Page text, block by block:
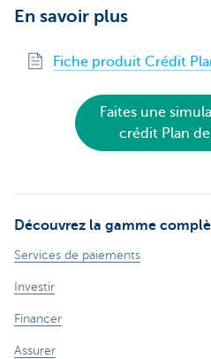
En savoir plus
Fiche produit Crédit
Faites une
crédit Plan
Découvrez la gamme
Services de paiements
Investir
Financer
Assurer